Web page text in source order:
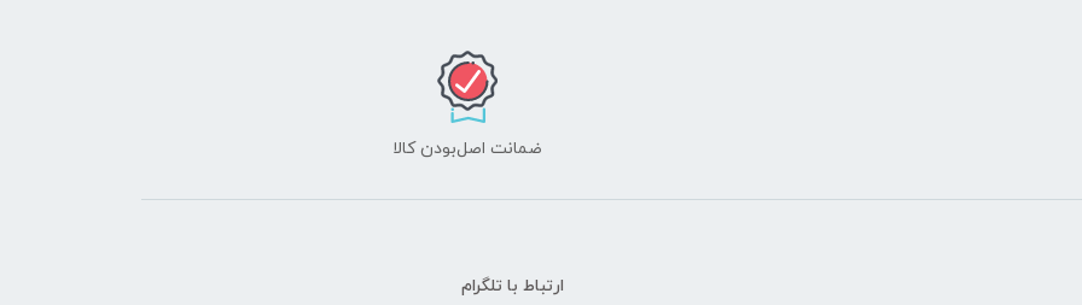
ضمانت اصل‌بودن کالا
ارتباط با تلگرام